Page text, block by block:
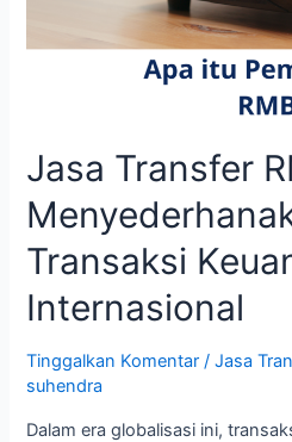
Jasa Transfer
Transaksi
Internasional
Tinggalkan Komentar /Jasa
suhendra
Dalam era globalisasi ini,